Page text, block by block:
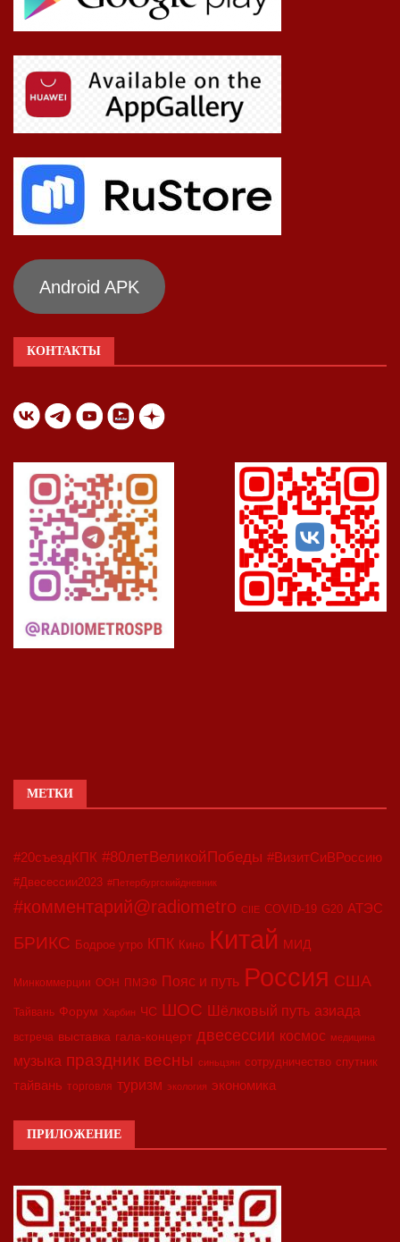
Android APK
КОНТАКТЫ
МЕТКИ
#20съездКПК #80летВеликойПобеды #ВизитСиВРоссию
#Двесессии2023 #Петербургскийдневник
#комментарий@radiometro CIIE COVID-19 G20 АТЭС
БРИКС Бодрое утро КПК Кино Китай МИД
Минкоммерции ООН ПМЭФ Пояс и путь Россия США
Тайвань Форум Харбин ЧС ШОС Шёлковый путь азиада
встреча выставка гала-концерт двесессии космос медицина
музыка праздник весны синьцзян сотрудничество спутник
тайвань торговля туризм экология экономика
ПРИЛОЖЕНИЕ